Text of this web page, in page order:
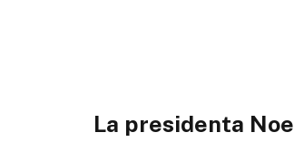
La presidenta